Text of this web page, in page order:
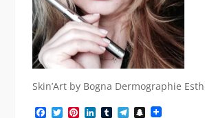
Skin’Art by Bogna Dermographie